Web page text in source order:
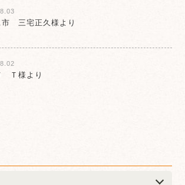
市 三宅正久様より
Ｔ様より